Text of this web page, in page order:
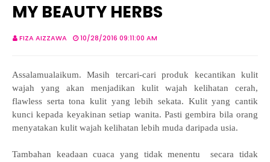
MY BEAUTY HERBS
FIZA AIZZAWA 10/28/2016 09:11:00 AM
Assalamualaikum.Masih tercari-cari produk kecantikan kulit
wajah yang akan menjadikan kulit wajah kelihatan cerah,
flawless serta tona kulit yang lebih sekata. Kulit yang cantik
kunci kepada keyakinan setiap wanita. Pasti gembira bila orang
menyatakan kulit wajah kelihatan lebih muda daripada usia.
Tambahan keadaan cuaca yang tidak menentu secara tidak